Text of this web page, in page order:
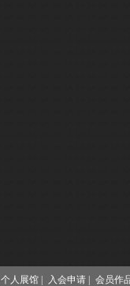
个人展馆 | 入会申请 | 会员作